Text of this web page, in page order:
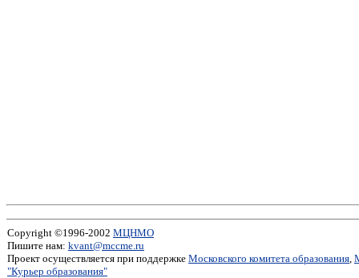
Copyright ©1996-2002 МЦНМО
Пишите нам: kvant@mccme.ru
Проект осуществляется при поддержке Московского комитета образования,
"Курьер образования"